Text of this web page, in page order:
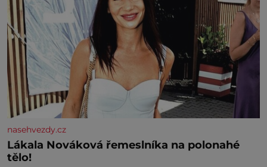
nasehvezdy.cz
Lákala Nováková řemeslníka na polonahé
tělo!